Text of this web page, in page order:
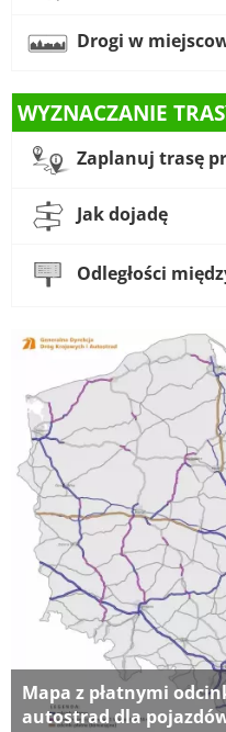
Drogi w
WYZNACZANIE
Zaplanuj trasę
Jak dojadę
Odległości
Mapa z płatnymi
autostrad dla